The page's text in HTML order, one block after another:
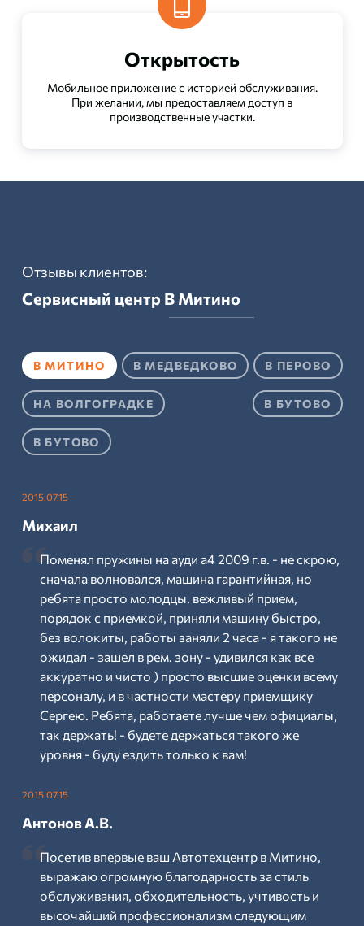
Открытость
Мобильное приложение с историей обслуживания.
При желании, мы предоставляем доступ в
производственные участки.
Отзывы клиентов:
Сервисный центр В Митино
В МИТИНО В МЕДВЕДКОВО В ПЕРОВО
НА ВОЛГОГРАДКЕ В БУТОВО
В БУТОВО
2015.07.15
Михаил
Поменял пружины на ауди а4 2009 г.в. - не скрою,
сначала волновался, машина гарантийная, но
ребята просто молодцы. вежливый прием,
порядок с приемкой, приняли машину быстро,
без волокиты, работы заняли 2 часа - я такого не
ожидал - зашел в рем. зону - удивился как все
аккуратно и чисто ) просто высшие оценки всему
персоналу, и в частности мастеру приемщику
Сергею. Ребята, работаете лучше чем официалы,
так держать! - будете держаться такого же
уровня - буду ездить только к вам!
2015.07.15
Антонов А.В.
Посетив впервые ваш Автотехцентр в Митино,
выражаю огромную благодарность за стиль
обслуживания, обходительность, учтивость и
высочайший профессионализм следующим